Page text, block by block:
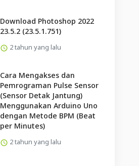
Download Photoshop 2022
23.5.2 (23.5.1.751)
2 tahun yang lalu
Cara Mengakses dan
Pemrograman Pulse Sensor
(Sensor Detak Jantung)
Menggunakan Arduino Uno
dengan Metode BPM (Beat
per Minutes)
2 tahun yang lalu